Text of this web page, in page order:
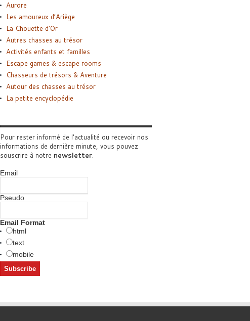
Aurore
Les amoureux d’Ariège
La Chouette d’Or
Autres chasses au trésor
Activités enfants et familles
Escape games & escape rooms
Chasseurs de trésors & Aventure
Autour des chasses au trésor
La petite encyclopédie
Pour rester informé de l'actualité ou recevoir nos
informations de dernière minute, vous pouvez
souscrire à notre newsletter.
Email
Pseudo
Email Format
html
text
mobile